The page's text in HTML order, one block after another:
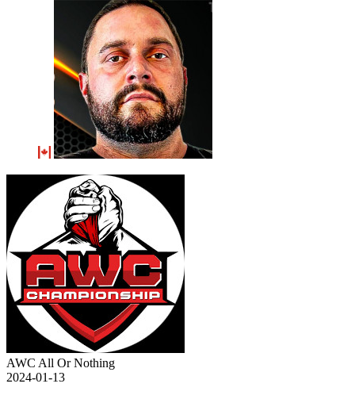
AWC All Or Nothing
2024-01-13